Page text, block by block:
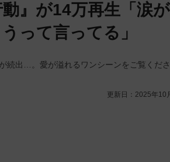
』が14万再生「涙
って言ってる」
続出…。愛が溢れるワンシーンをご覧くださ
更新日： 2025年10